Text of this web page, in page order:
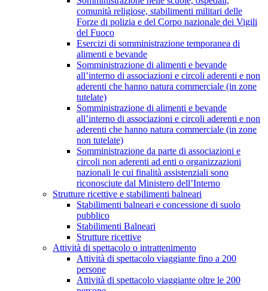
comunità religiose, stabilimenti militari delle
Forze di polizia e del Corpo nazionale dei Vigili
del Fuoco
Esercizi di somministrazione temporanea di
alimenti e bevande
Somministrazione di alimenti e bevande
all’interno di associazioni e circoli aderenti e non
aderenti che hanno natura commerciale (in zone
tutelate)
Somministrazione di alimenti e bevande
all’interno di associazioni e circoli aderenti e non
aderenti che hanno natura commerciale (in zone
non tutelate)
Somministrazione da parte di associazioni e
circoli non aderenti ad enti o organizzazioni
nazionali le cui finalità assistenziali sono
riconosciute dal Ministero dell’Interno
Strutture ricettive e stabilimenti balneari
Stabilimenti balneari e concessione di suolo
pubblico
Stabilimenti Balneari
Strutture ricettive
Attività di spettacolo o intrattenimento
Attività di spettacolo viaggiante fino a 200
persone
Attività di spettacolo viaggiante oltre le 200